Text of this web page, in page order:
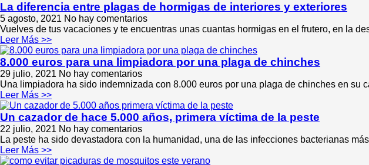
La diferencia entre plagas de hormigas de interiores y exteriores
5 agosto, 2021 No hay comentarios
Vuelves de tus vacaciones y te encuentras unas cuantas hormigas en el frutero, en la
Leer Más >>
8.000 euros para una limpiadora por una plaga de chinches
29 julio, 2021 No hay comentarios
Una limpiadora ha sido indemnizada con 8.000 euros por una plaga de chinches en su
Leer Más >>
Un cazador de hace 5.000 años, primera víctima de la peste
22 julio, 2021 No hay comentarios
La peste ha sido devastadora con la humanidad, una de las infecciones bacterianas
Leer Más >>